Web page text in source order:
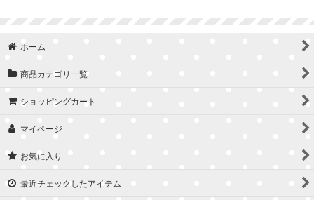
ホーム
商品カテゴリ一覧
ショッピングカート
マイページ
お気に入り
最近チェックしたアイテム